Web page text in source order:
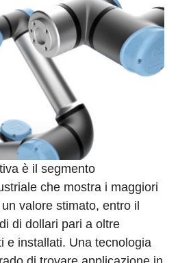
è il segmento
che mostra i maggiori
valore stimato, entro il
di dollari pari a oltre
e installati. Una tecnologia